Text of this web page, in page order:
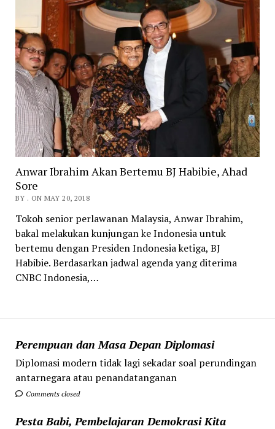
Perempuan dan Masa Depan Diplomasi
Diplomasi modern tidak lagi sekadar soal perundingan
antarnegara atau penandatanganan
Comments closed
Pesta Babi, Pembelajaran Demokrasi Kita
Anwar Ibrahim Akan Bertemu BJ Habibie, Ahad
Sore
BY . ON MAY 20, 2018
Tokoh senior perlawanan Malaysia, Anwar Ibrahim,
bakal melakukan kunjungan ke Indonesia untuk
bertemu dengan Presiden Indonesia ketiga, BJ
Habibie. Berdasarkan jadwal agenda yang diterima
CNBC Indonesia,…